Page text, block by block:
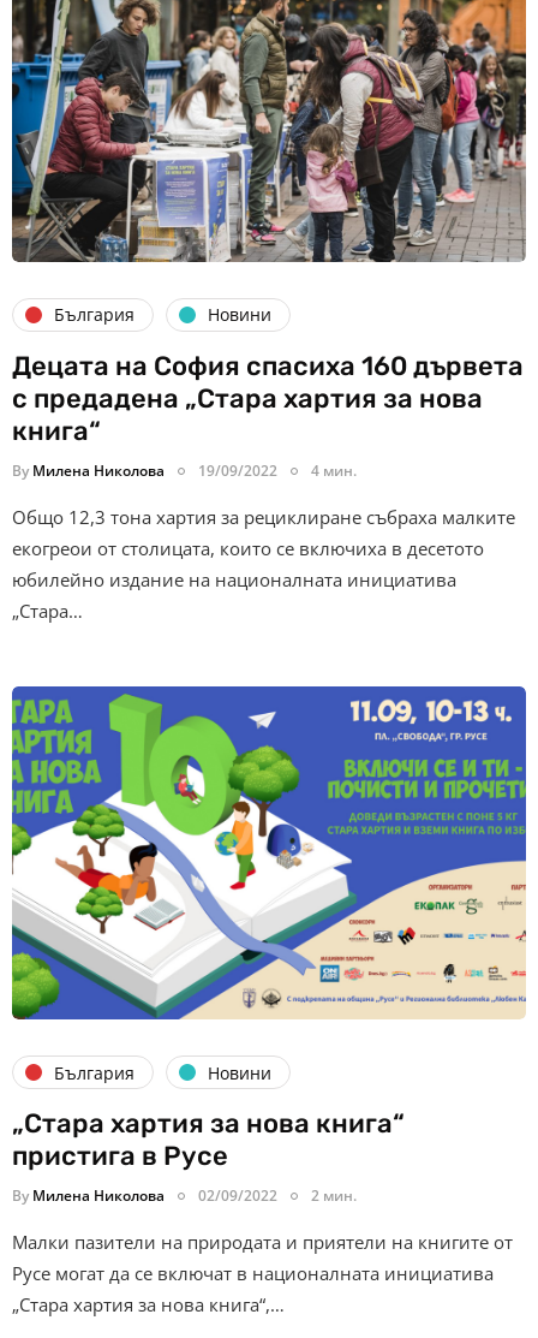
България Новини
Децата на София спасиха 160 дървета
с предадена „Стара хартия за нова
книга“
By Милена Николова 19/09/2022 4 мин.
Общо 12,3 тона хартия за рециклиране събраха малките
екогреои от столицата, които се включиха в десетото
юбилейно издание на националната инициатива
„Стара…
България Новини
„Стара хартия за нова книга“
пристига в Русе
By Милена Николова 02/09/2022 2 мин.
Малки пазители на природата и приятели на книгите от
Русе могат да се включат в националната инициатива
„Стара хартия за нова книга“,…